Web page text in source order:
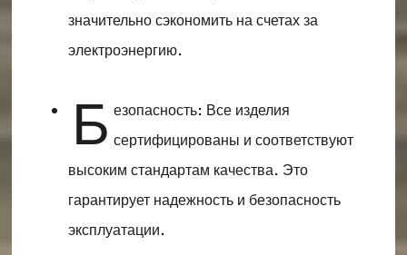
значительно сэкономить на счетах за
электроэнергию.
Б езопасность: Все изделия
сертифицированы и соответствуют
высоким стандартам качества. Это
гарантирует надежность и безопасность
эксплуатации.